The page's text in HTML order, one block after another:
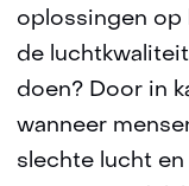
oplossingen op
de
doen? Door in
wanneer
slechte lucht